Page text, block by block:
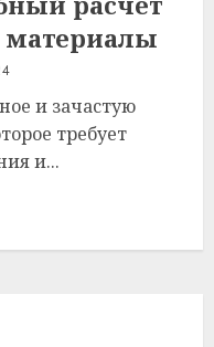
материалы
и зачастую
требует
и...